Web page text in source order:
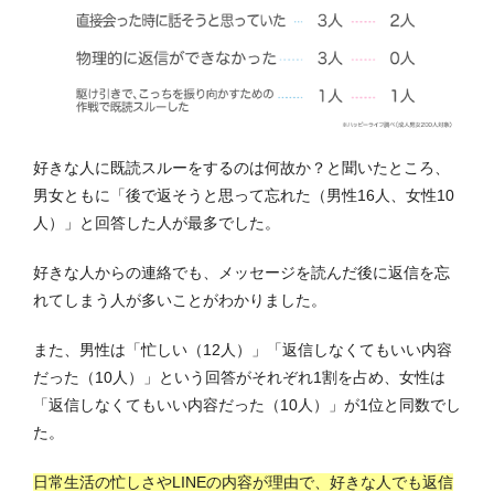
好きな人に既読スルーをするのは何故か？と聞いたところ、
男女ともに「後で返そうと思って忘れた（男性16人、女性10
人）」と回答した人が最多でした。
好きな人からの連絡でも、メッセージを読んだ後に返信を忘
れてしまう人が多いことがわかりました。
また、男性は「忙しい（12人）」「返信しなくてもいい内容
だった（10人）」という回答がそれぞれ1割を占め、女性は
「返信しなくてもいい内容だった（10人）」が1位と同数でし
た。
日常生活の忙しさやLINEの内容が理由で、好きな人でも返信